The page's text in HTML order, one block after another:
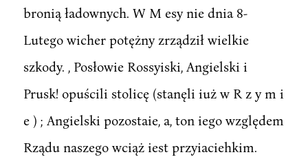
bronią ładownych. W M esy nie dnia 8-
Lutego wicher potężny zrządził wielkie
szkody. , Posłowie Rossyiski, Angielski i
Prusk! opuścili stolicę (stanęli iuż w R z y m i
e ) ; Angielski pozostaie, a, ton iego względem
Rządu naszego wciąż iest przyiaciehkim.